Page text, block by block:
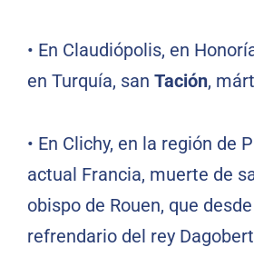
• En Claudiópolis, en
en Turquía, san Tación,
• En Clichy, en la región de
actual Francia, muerte de
obispo de Rouen, que
refrendario del rey